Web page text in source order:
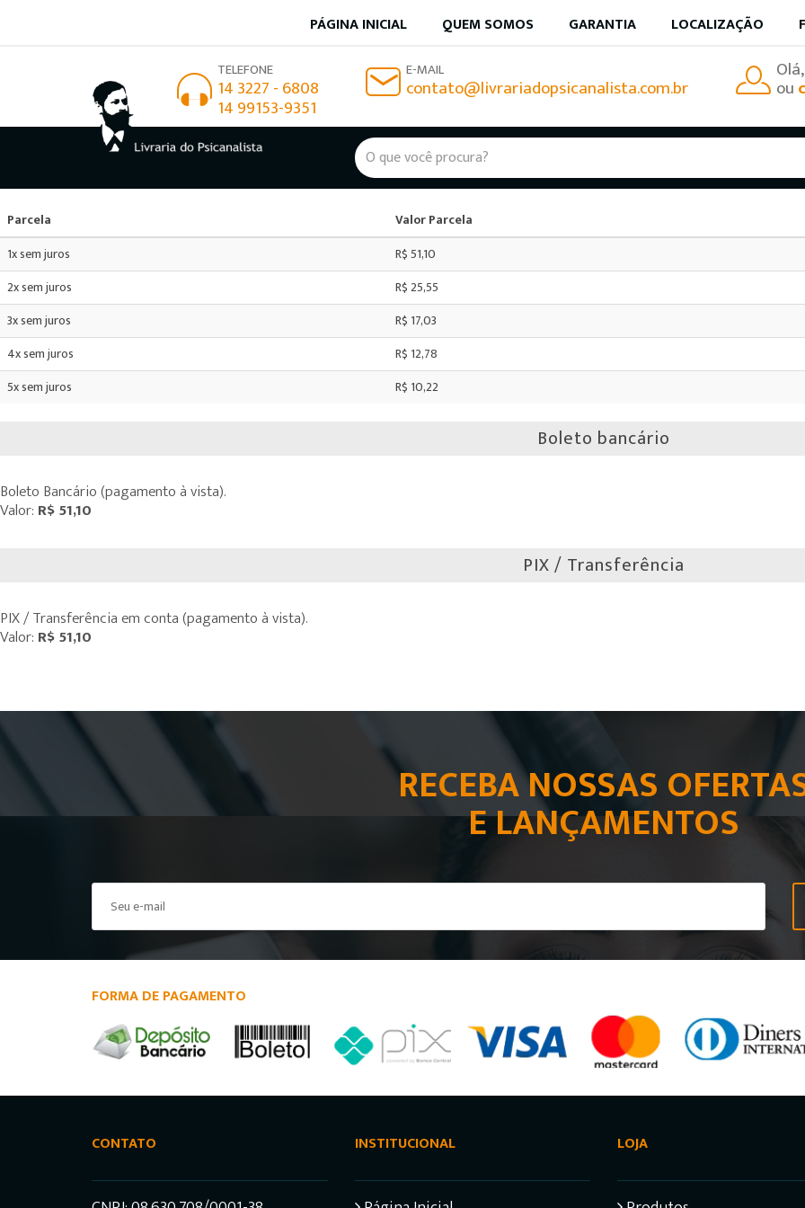
PÁGINA INICIAL QUEM SOMOS GARANTIA LOCALIZAÇÃO
TELEFONE
14 3227 - 6808
14 99153-9351
E-MAIL
contato@livrariadopsicanalista.com.br ou
Parcela
Valor Parcela
1x sem juros
R$ 51,10
2x sem juros
R$ 25,55
3x sem juros
R$ 17,03
4x sem juros
R$ 12,78
5x sem juros
R$ 10,22
Boleto bancário
Boleto Bancário (pagamento à vista).
Valor: R$ 51,10
PIX / Transferência
PIX / Transferência em conta (pagamento à vista).
Valor: R$ 51,10
RECEBA NOSSAS
E LANÇAMENTOS
FORMA DE PAGAMENTO
CONTATO INSTITUCIONAL LOJA